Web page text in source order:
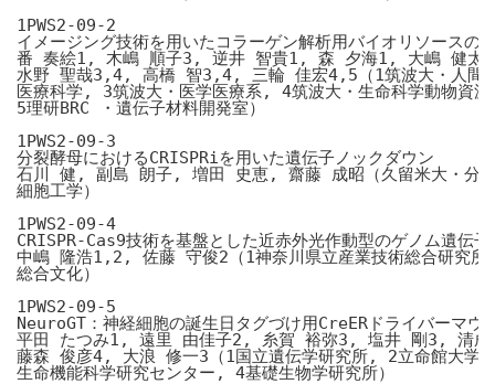
1PWS2-09-2
イメージング技術を用いたコラーゲン解析用バイオリソースの
番 奏絵1, 木嶋 順子3, 逆井 智貴1, 森 夕海1, 大嶋 健太
水野 聖哉3,4, 高橋 智3,4, 三輪 佳宏4,5（1筑波大・人間
医療科学, 3筑波大・医学医療系, 4筑波大・生命科学動物資
5理研BRC ・遺伝子材料開発室）
1PWS2-09-3
分裂酵母におけるCRISPRiを用いた遺伝子ノックダウン
石川 健, 副島 朗子, 増田 史恵, 齋藤 成昭（久留米大・分子
細胞工学）
1PWS2-09-4
CRISPR-Cas9技術を基盤とした近赤外光作動型のゲノム遺伝
中嶋 隆浩1,2, 佐藤 守俊2（1神奈川県立産業技術総合研究
総合文化）
1PWS2-09-5
NeuroGT：神経細胞の誕生日タグづけ用CreERドライバーマウ
平田 たつみ1, 遠里 由佳子2, 糸賀 裕弥3, 塩井 剛3, 清
藤森 俊彦4, 大浪 修一3（1国立遺伝学研究所, 2立命館大学,
生命機能科学研究センター, 4基礎生物学研究所）